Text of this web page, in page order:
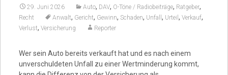
29. Juni 2026 Auto, DAV, O-Töne / Radiobeiträge, Ratgeber,
Recht Anwalt, Gericht, Gewinn, Schaden, Unfall , Urteil , Verkauf,
Verlust, Versicherung Reporter
Wer sein Auto bereits verkauft hat und es nach einem
unverschuldeten Unfall zu einer Wertminderung kommt,